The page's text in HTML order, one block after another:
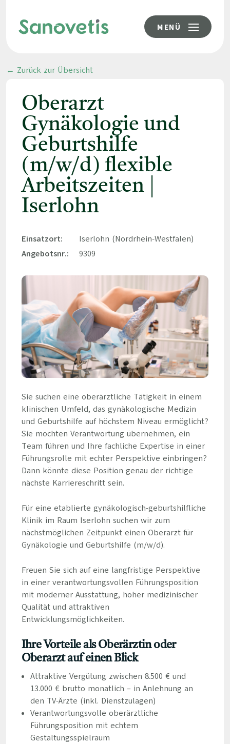
MENÜ
← Zurück zur Übersicht
Oberarzt
Gynäkologie und
Geburtshilfe
(m/w/d) flexible
Arbeitszeiten |
Iserlohn
Einsatzort:
Iserlohn (Nordrhein-Westfalen)
Angebotsnr.:
9309
Sie suchen eine oberärztliche Tätigkeit in einem
klinischen Umfeld, das gynäkologische Medizin
und Geburtshilfe auf höchstem Niveau ermöglicht?
Sie möchten Verantwortung übernehmen, ein
Team führen und Ihre fachliche Expertise in einer
Führungsrolle mit echter Perspektive einbringen?
Dann könnte diese Position genau der richtige
nächste Karriereschritt sein.
Für eine etablierte gynäkologisch-geburtshilfliche
Klinik im Raum Iserlohn suchen wir zum
nächstmöglichen Zeitpunkt einen Oberarzt für
Gynäkologie und Geburtshilfe (m/w/d).
Freuen Sie sich auf eine langfristige Perspektive
in einer verantwortungsvollen Führungsposition
mit moderner Ausstattung, hoher medizinischer
Qualität und attraktiven
Entwicklungsmöglichkeiten.
Ihre Vorteile als Oberärztin oder
Oberarzt auf einen Blick
Attraktive Vergütung zwischen 8.500 € und
13.000 € brutto monatlich – in Anlehnung an
den TV-Ärzte (inkl. Dienstzulagen)
Verantwortungsvolle oberärztliche
Führungsposition mit echtem
Gestaltungsspielraum